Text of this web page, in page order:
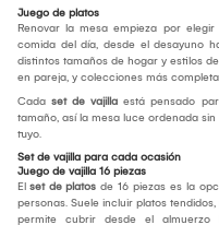
Juego de platos
Renovar la mesa empieza por elegir
comida del día, desde el desayuno
distintos tamaños de hogar y estilos
en pareja, y colecciones más
Cada set de vajilla está pensado
tamaño, así la mesa luce ordenada
tuyo.
Set de vajilla para cada ocasión
Juego de vajilla 16 piezas
El set de platos de 16 piezas es la
personas. Suele incluir platos
permite cubrir desde el almuerzo